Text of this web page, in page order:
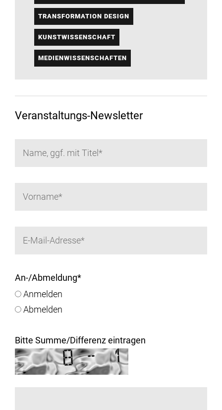
TRANSFORMATION DESIGN
KUNSTWISSENSCHAFT
MEDIENWISSENSCHAFTEN
Veranstaltungs-Newsletter
An-/Abmeldung*
Anmelden
Abmelden
Bitte Summe/Differenz eintragen